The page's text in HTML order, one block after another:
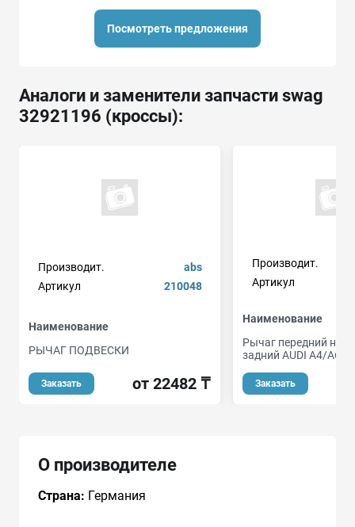
Посмотреть предложения
Аналоги и заменители запчасти swag
32921196 (кроссы):
Производит.
abs
Артикул
210048
Наименование
РЫЧАГ ПОДВЕСКИ
Заказать от 22482 ₸
Производит.
Артикул
Наименование
Рычаг передний
задний AUDI A4/A6/
Заказать
О производителе
Страна: Германия